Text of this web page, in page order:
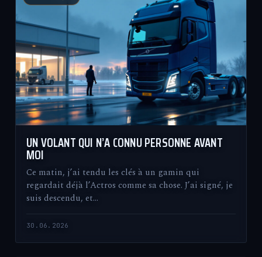
UN VOLANT QUI N’A CONNU PERSONNE AVANT
MOI
Ce matin, j’ai tendu les clés à un gamin qui
regardait déjà l’Actros comme sa chose. J’ai signé, je
suis descendu, et…
30.06.2026